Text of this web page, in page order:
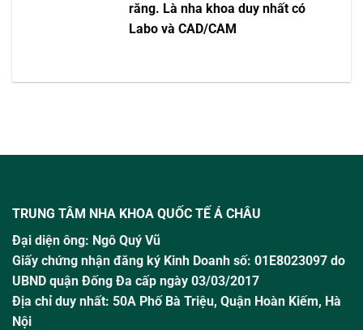
răng. Là nha khoa duy nhất có
Labo và CAD/CAM
TRUNG TÂM NHA KHOA QUỐC TẾ Á CHÂU
Đại diện ông: Ngô Quý Vũ
Giấy chứng nhận đăng ký Kinh Doanh số: 01E8023097 do
UBND quận Đống Đa cấp ngày 03/03/2017
Địa chỉ duy nhất: 50A Phố Bà Triệu, Quận Hoàn Kiếm, Hà
Nội